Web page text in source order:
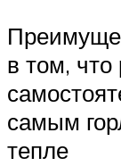
в том,
самым
тепле